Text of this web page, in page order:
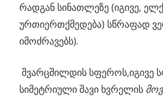
რადგან სინათლეზე (იგივე,
ურთიერთქმედება) სწრაფად
იმოძრავებს).
შვარცშილდის სფეროს,იგივე
სიმეტრიული შავი ხვრელის